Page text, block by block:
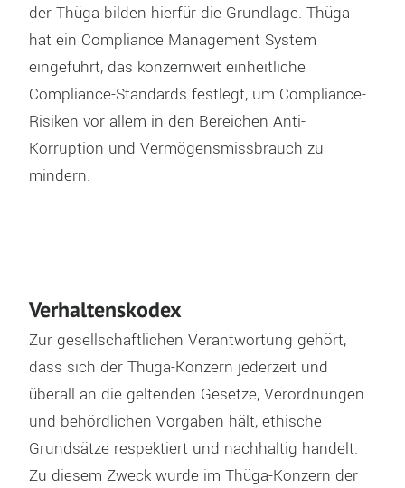
der Thüga bilden hierfür die Grundlage. Thüga
hat ein Compliance Management System
eingeführt, das konzernweit einheitliche
Compliance-Standards festlegt, um Compliance-
Risiken vor allem in den Bereichen Anti-
Korruption und Vermögensmissbrauch zu
mindern.
Verhaltenskodex
Zur gesellschaftlichen Verantwortung gehört,
dass sich der Thüga-Konzern jederzeit und
überall an die geltenden Gesetze, Verordnungen
und behördlichen Vorgaben hält, ethische
Grundsätze respektiert und nachhaltig handelt.
Zu diesem Zweck wurde im Thüga-Konzern der